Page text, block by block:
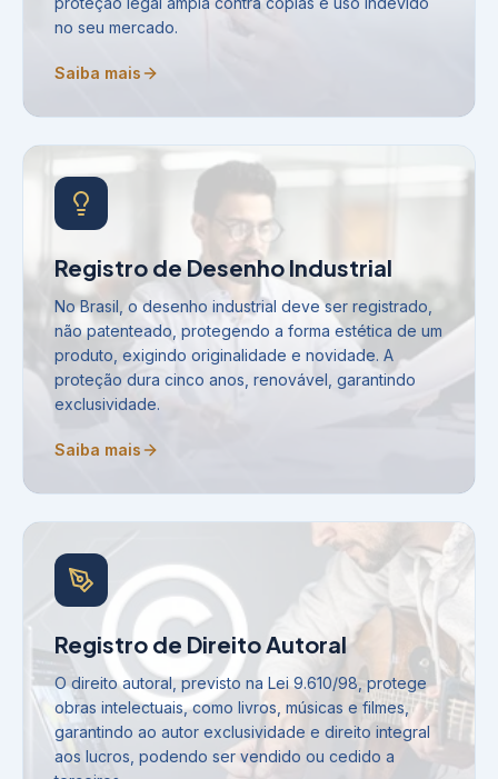
no seu mercado.
Saiba mais
Registro de Desenho Industrial
No Brasil, o desenho industrial deve ser registrado,
não patenteado, protegendo a forma estética de um
produto, exigindo originalidade e novidade. A
proteção dura cinco anos, renovável, garantindo
exclusividade.
Saiba mais
Registro de Direito Autoral
O direito autoral, previsto na Lei 9.610/98, protege
obras intelectuais, como livros, músicas e filmes,
garantindo ao autor exclusividade e direito integral
aos lucros, podendo ser vendido ou cedido a